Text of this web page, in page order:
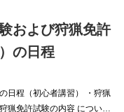
および狩猟免許
の日程
日程（初心者講習） ・狩猟
猟免許試験の内容 につい…